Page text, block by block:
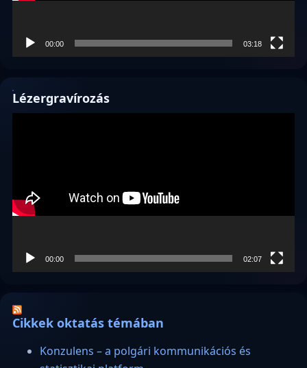
00:00 03:18
Lézergravírozás
00:00 02:07
Cikkek oktatás témában
Konzulens – a polgári kommunikációs és